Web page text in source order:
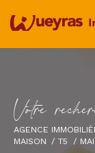
Votre recher
AGENCE
MAISON
T5